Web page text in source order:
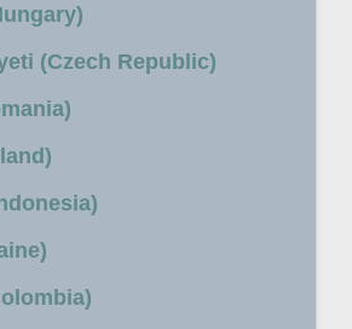
(Czech Republic)